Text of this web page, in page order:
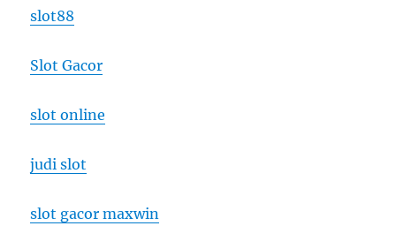
slot88
Slot Gacor
slot online
judi slot
slot gacor maxwin